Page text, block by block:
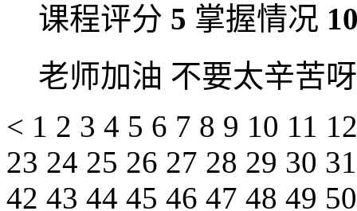
课程评分 5 掌握情况
老师加油 不要太辛苦呀
< 1 2 3 4 5 6 7 8 9 10 11
23 24 25 26 27 28 29 30
42 43 44 45 46 47 48 49